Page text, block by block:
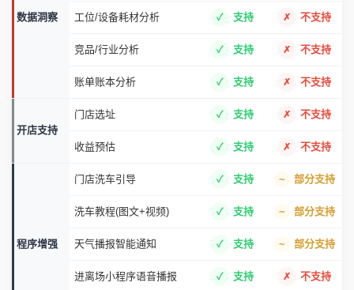
数据洞察 工位/设备耗材分析 支持 不支持
竞品/行业分析 支持 不支持
账单账本分析 支持 不支持
开店支持
门店选址 支持 不支持
收益预估 支持 不支持
程序增强
门店洗车引导 支持 部分支持
洗车教程(图文+视频) 支持 部分支持
天气播报智能通知 支持 部分支持
进离场小程序语音播报 支持 不支持